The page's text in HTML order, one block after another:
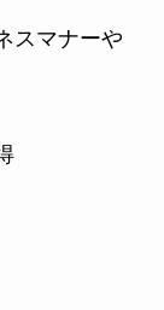
スマナーや